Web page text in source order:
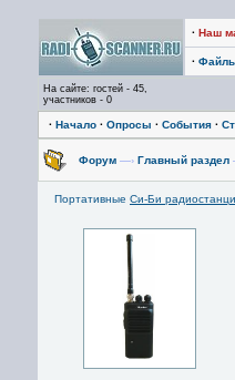
· Наш
·
На сайте: гостей - 45,
участников - 0
· Начало · Опросы · События ·
Форум —› Главный раздел
Портативные Си-Би